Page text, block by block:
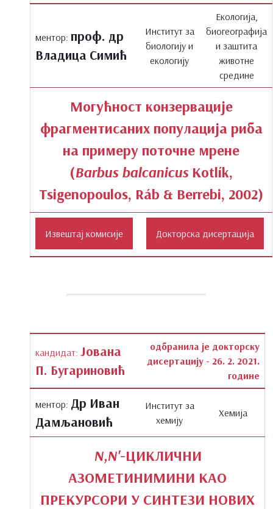
ментор: проф. др
Владица Симић
Институт за
биологију и
екологију
Екологија,
биогеографија
и заштита
животне
средине
Могућност конзервације
фрагментисаних популација риба
на примеру поточне мрене
(Barbus balcanicusKotlík,
Tsigenopoulos, Ráb & Berrebi, 2002)
кандидат:Јована
П. Бугариновић
одбранила је докторску
дисертацију - 26. 2. 2021.
године
ментор: Др Иван
Дамљановић
Институт за
хемију
Хемија
N,N'-ЦИКЛИЧНИ
АЗОМЕТИНИМИНИ КАО
ПРЕКУРСОРИ У СИНТЕЗИ НОВИХ